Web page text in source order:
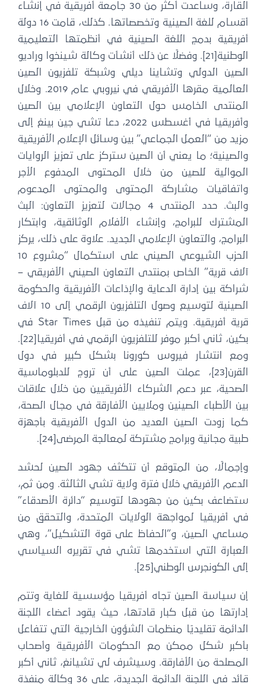
القارة، وساعدت أكثر من 30 جامعة أفريقية في إنشاء
أقسام للغة الصينية وتخصصاتها. كذلك، قامت 16 دولة
أفريقية بدمج اللغة الصينية في أنظمتها التعليمية
الوطنية[21]. وفضلًا عن ذلك أنشأت وكالة شينخوا وراديو
الصين الدولي وتشاينا ديلي وشبكة تلفزيون الصين
العالمية مقرها الأفريقي في نيروبي عام 2019. وخلال
المنتدى الخامس حول التعاون الإعلامي بين الصين
وأفريقيا في أغسطس 2022، دعا تشي جين بينغ إلى
مزيد من “العمل الجماعي” بين وسائل الإعلام الأفريقية
والصينية؛ ما يعني أن الصين ستركز على تعزيز الروايات
الموالية للصين من خلال المحتوى المدفوع الأجر
واتفاقيات مشاركة المحتوى والمحتوى المدعوم
والبث. حدد المنتدى 4 مجالات لتعزيز التعاون: البث
المشترك للبرامج، وإنشاء الأفلام الوثائقية، وابتكار
البرامج، والتعاون الإعلامي الجديد. علاوة على ذلك، يركز
الحزب الشيوعي الصيني على استكمال “مشروع 10
آلاف قرية” الخاص بمنتدى التعاون الصيني الأفريقي –
شراكة بين إدارة الدعاية والإذاعات الأفريقية والحكومة
الصينية لتوسيع وصول التلفزيون الرقمي إلى 10 آلاف
قرية أفريقية. ويتم تنفيذه من قبل Star Times في
بكين، ثاني أكبر موفر للتلفزيون الرقمي في أفريقيا[22].
ومع انتشار فيروس كورونا بشكل كبير في دول
القرن[23]، عملت الصين على أن تروج للدبلوماسية
الصحية، عبر دعم الشركاء الأفريقيين من خلال علاقات
بين الأطباء الصينين وملايين الأفارقة في مجال الصحة،
كما زودت الصين العديد من الدول الأفريقية بأجهزة
طبية مجانية وبرامج مشتركة لمعالجة المرضى[24].
وإجمالًا، من المتوقع أن تتكثف جهود الصين لحشد
الدعم الأفريقي خلال فترة ولاية تشي الثالثة. ومن ثم،
ستضاعف بكين من جهودها لتوسيع “دائرة الأصدقاء”
في أفريقيا لمواجهة الولايات المتحدة، والتحقق من
مساعي الصين، و”الحفاظ على قوة التشكيل”، وهي
العبارة التي استخدمها تشي في تقريره السياسي
إلى الكونجرس الوطني[25].
إن سياسة الصين تجاه أفريقيا مؤسسية للغاية وتتم
إدارتها من قبل كبار قادتها، حيث يقود أعضاء اللجنة
الدائمة تقليديًا منظمات الشؤون الخارجية التي تتفاعل
بأكبر شكل ممكن مع الحكومات الأفريقية وأصحاب
المصلحة من الأفارقة. وسيشرف لي تشيانغ، ثاني أكبر
قائد في اللجنة الدائمة الجديدة، على 36 وكالة منفذة